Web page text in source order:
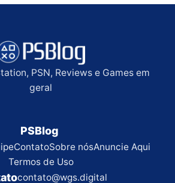
PSN, Reviews e Games em
geral
PSBlog
ContatoSobre nósAnuncie Aqui
Termos de Uso
contato@wgs.digital